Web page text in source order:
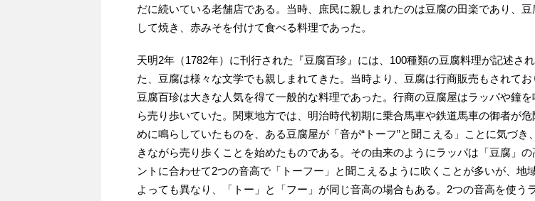
だに続いている老舗店である。当時、庶民に親しまれたのは豆腐の田楽であり、豆
して焼き、赤みそを付けて食べる料理であった。
天明2年（1782年）に刊行された『豆腐百珍』には、100種類の豆腐料理が記述さ
た、豆腐は様々な文学でも親しまれてきた。当時より、豆腐は行商販売もされて
豆腐百珍は大きな人気を得て一般的な料理であった。行商の豆腐屋はラッパや鐘
ら売り歩いていた。関東地方では、明治時代初期に乗合馬車や鉄道馬車の御者が危
めに鳴らしていたものを、ある豆腐屋が「音が“トーフ”と聞こえる」ことに気づき
きながら売り歩くことを始めたものである。その由来のようにラッパは「豆腐」の
ントに合わせて2つの音高で「トーフー」と聞こえるように吹くことが多いが、地
よっても異なり、「トー」と「フー」が同じ音高の場合もある。2つの音高を使う